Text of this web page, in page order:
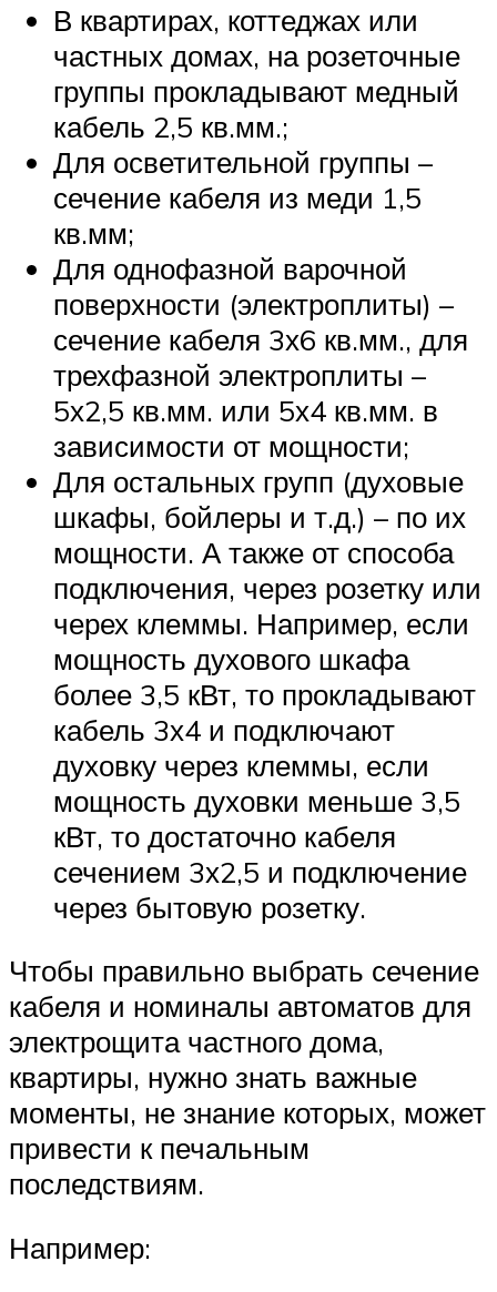
В квартирах, коттеджах или
частных домах, на розеточные
группы прокладывают медный
кабель 2,5 кв.мм.;
Для осветительной группы –
сечение кабеля из меди 1,5
кв.мм;
Для однофазной варочной
поверхности (электроплиты) –
сечение кабеля 3х6 кв.мм., для
трехфазной электроплиты –
5х2,5 кв.мм. или 5х4 кв.мм. в
зависимости от мощности;
Для остальных групп (духовые
шкафы, бойлеры и т.д.) – по их
мощности. А также от способа
подключения, через розетку или
черех клеммы. Например, если
мощность духового шкафа
более 3,5 кВт, то прокладывают
кабель 3х4 и подключают
духовку через клеммы, если
мощность духовки меньше 3,5
кВт, то достаточно кабеля
сечением 3х2,5 и подключение
через бытовую розетку.
Чтобы правильно выбрать сечение
кабеля и номиналы автоматов для
электрощита частного дома,
квартиры, нужно знать важные
моменты, не знание которых, может
привести к печальным
последствиям.
Например: